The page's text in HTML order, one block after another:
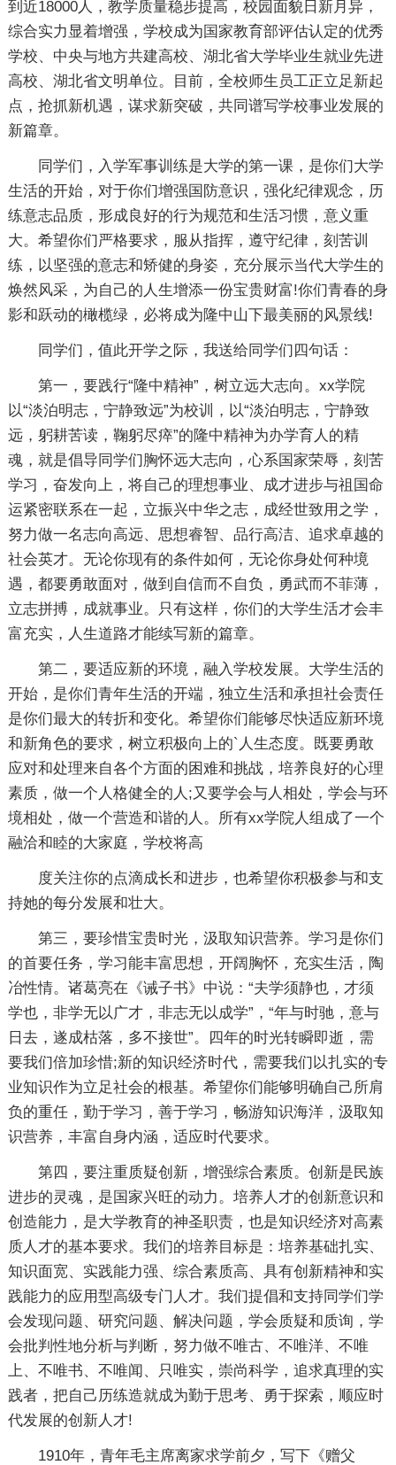
到近18000人，教学质量稳步提高，校园面貌日新月异，
综合实力显着增强，学校成为国家教育部评估认定的优秀
学校、中央与地方共建高校、湖北省大学毕业生就业先进
高校、湖北省文明单位。目前，全校师生员工正立足新起
点，抢抓新机遇，谋求新突破，共同谱写学校事业发展的
新篇章。
同学们，入学军事训练是大学的第一课，是你们大学
生活的开始，对于你们增强国防意识，强化纪律观念，历
练意志品质，形成良好的行为规范和生活习惯，意义重
大。希望你们严格要求，服从指挥，遵守纪律，刻苦训
练，以坚强的意志和矫健的身姿，充分展示当代大学生的
焕然风采，为自己的人生增添一份宝贵财富!你们青春的身
影和跃动的橄榄绿，必将成为隆中山下最美丽的风景线!
同学们，值此开学之际，我送给同学们四句话：
第一，要践行“隆中精神”，树立远大志向。xx学院
以“淡泊明志，宁静致远”为校训，以“淡泊明志，宁静致
远，躬耕苦读，鞠躬尽瘁”的隆中精神为办学育人的精
魂，就是倡导同学们胸怀远大志向，心系国家荣辱，刻苦
学习，奋发向上，将自己的理想事业、成才进步与祖国命
运紧密联系在一起，立振兴中华之志，成经世致用之学，
努力做一名志向高远、思想睿智、品行高洁、追求卓越的
社会英才。无论你现有的条件如何，无论你身处何种境
遇，都要勇敢面对，做到自信而不自负，勇武而不菲薄，
立志拼搏，成就事业。只有这样，你们的大学生活才会丰
富充实，人生道路才能续写新的篇章。
第二，要适应新的环境，融入学校发展。大学生活的
开始，是你们青年生活的开端，独立生活和承担社会责任
是你们最大的转折和变化。希望你们能够尽快适应新环境
和新角色的要求，树立积极向上的`人生态度。既要勇敢
应对和处理来自各个方面的困难和挑战，培养良好的心理
素质，做一个人格健全的人;又要学会与人相处，学会与环
境相处，做一个营造和谐的人。所有xx学院人组成了一个
融洽和睦的大家庭，学校将高
度关注你的点滴成长和进步，也希望你积极参与和支
持她的每分发展和壮大。
第三，要珍惜宝贵时光，汲取知识营养。学习是你们
的首要任务，学习能丰富思想，开阔胸怀，充实生活，陶
冶性情。诸葛亮在《诫子书》中说：“夫学须静也，才须
学也，非学无以广才，非志无以成学”，“年与时驰，意与
日去，遂成枯落，多不接世”。四年的时光转瞬即逝，需
要我们倍加珍惜;新的知识经济时代，需要我们以扎实的专
业知识作为立足社会的根基。希望你们能够明确自己所肩
负的重任，勤于学习，善于学习，畅游知识海洋，汲取知
识营养，丰富自身内涵，适应时代要求。
第四，要注重质疑创新，增强综合素质。创新是民族
进步的灵魂，是国家兴旺的动力。培养人才的创新意识和
创造能力，是大学教育的神圣职责，也是知识经济对高素
质人才的基本要求。我们的培养目标是：培养基础扎实、
知识面宽、实践能力强、综合素质高、具有创新精神和实
践能力的应用型高级专门人才。我们提倡和支持同学们学
会发现问题、研究问题、解决问题，学会质疑和质询，学
会批判性地分析与判断，努力做不唯古、不唯洋、不唯
上、不唯书、不唯闻、只唯实，崇尚科学，追求真理的实
践者，把自己历练造就成为勤于思考、勇于探索，顺应时
代发展的创新人才!
1910年，青年毛主席离家求学前夕，写下《赠父